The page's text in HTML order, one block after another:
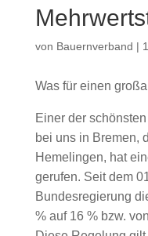
von Bauernverband |
Was für einen
Einer der
bei uns in Bremen,
Hemelingen, hat
gerufen. Seit dem
Bundesregierung
% auf 16 % bzw.